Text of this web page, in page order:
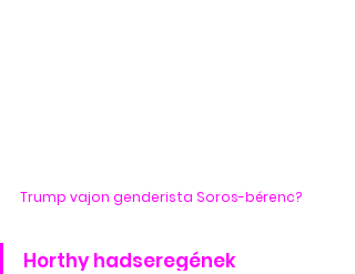
Trump vajon genderista Soros-bérenc?
Horthy hadseregének